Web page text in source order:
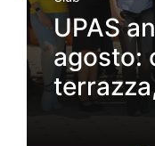
UPAS
agosto: